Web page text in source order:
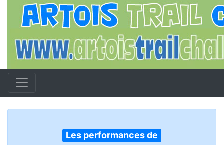
Les performances de